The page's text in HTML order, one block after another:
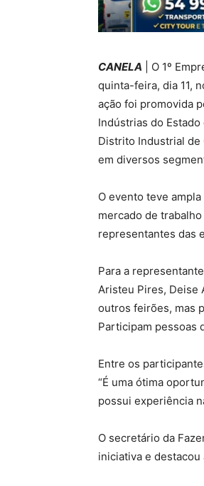
CANELA | O 1º
quinta-feira, dia 11,
ação foi promovida
Indústrias do
Distrito Industrial de
em diversos
O evento teve
mercado de
representantes das
Para a
Aristeu Pires, Deise
outros feirões, mas
Participam pessoas
Entre os
“É uma ótima
possui experiência
O secretário da
iniciativa e